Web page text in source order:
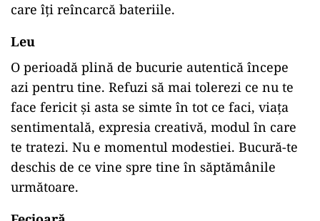
care îți reîncarcă bateriile.
Leu
O perioadă plină de bucurie autentică începe
azi pentru tine. Refuzi să mai tolerezi ce nu te
face fericit și asta se simte în tot ce faci, viața
sentimentală, expresia creativă, modul în care
te tratezi. Nu e momentul modestiei. Bucură-te
deschis de ce vine spre tine în săptămânile
următoare.